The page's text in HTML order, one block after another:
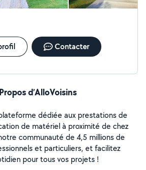
Contacter
d’AlloVoisins
dédiée aux prestations de
de matériel à proximité de chez
communauté de 4,5 millions de
et particuliers, et facilitez
pour tous vos projets !